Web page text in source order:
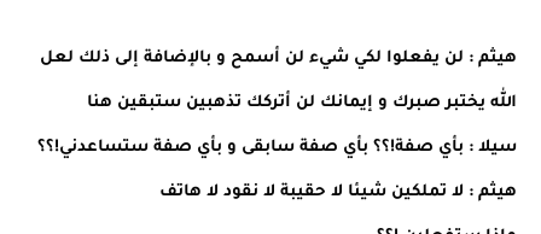
هيثم : لن يفعلوا لكي شيء لن أسمح و بالإضافة إلى ذلك لعل
الله يختبر صبرك و إيمانك لن أتركك تذهبين ستبقين هنا
سيلا : بأي صفة!؟؟ بأي صفة سابقى و بأي صفة ستساعدني!؟؟
هيثم : لا تملكين شيئا لا حقيبة لا نقود لا هاتف